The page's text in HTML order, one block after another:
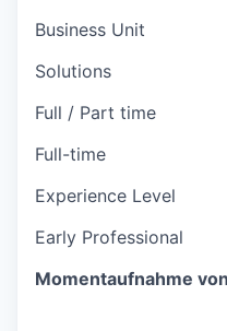
Business Unit
Solutions
Full / Part time
Full-time
Experience Level
Early Professional
Momentaufnahme